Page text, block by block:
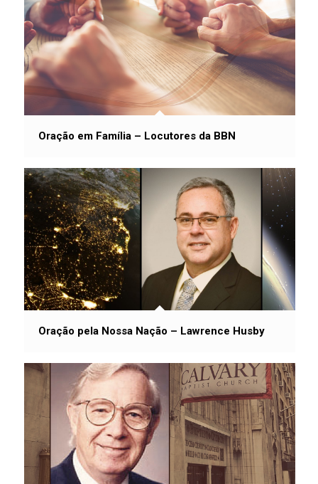
Oração em Família – Locutores da BBN
Oração pela Nossa Nação – Lawrence Husby